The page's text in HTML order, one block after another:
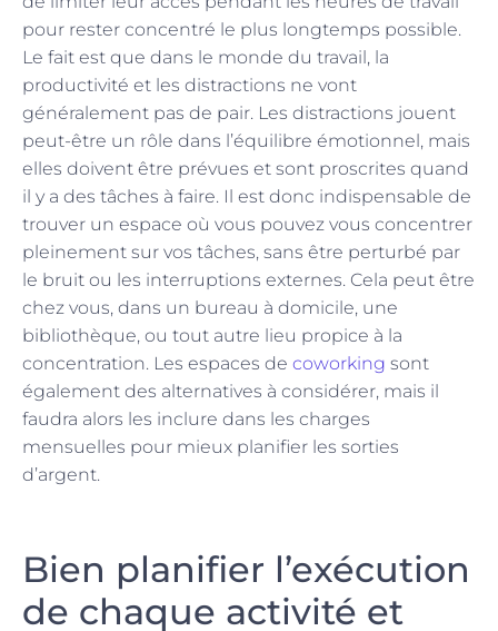
pour rester concentré le plus longtemps possible.
Le fait est que dans le monde du travail, la
productivité et les distractions ne vont
généralement pas de pair. Les distractions jouent
peut-être un rôle dans l’équilibre émotionnel, mais
elles doivent être prévues et sont proscrites quand
il y a des tâches à faire. Il est donc indispensable de
trouver un espace où vous pouvez vous concentrer
pleinement sur vos tâches, sans être perturbé par
le bruit ou les interruptions externes. Cela peut être
chez vous, dans un bureau à domicile, une
bibliothèque, ou tout autre lieu propice à la
concentration. Les espaces de coworking sont
également des alternatives à considérer, mais il
faudra alors les inclure dans les charges
mensuelles pour mieux planifier les sorties
d’argent.
Bien planifier l’exécution
de chaque activité et